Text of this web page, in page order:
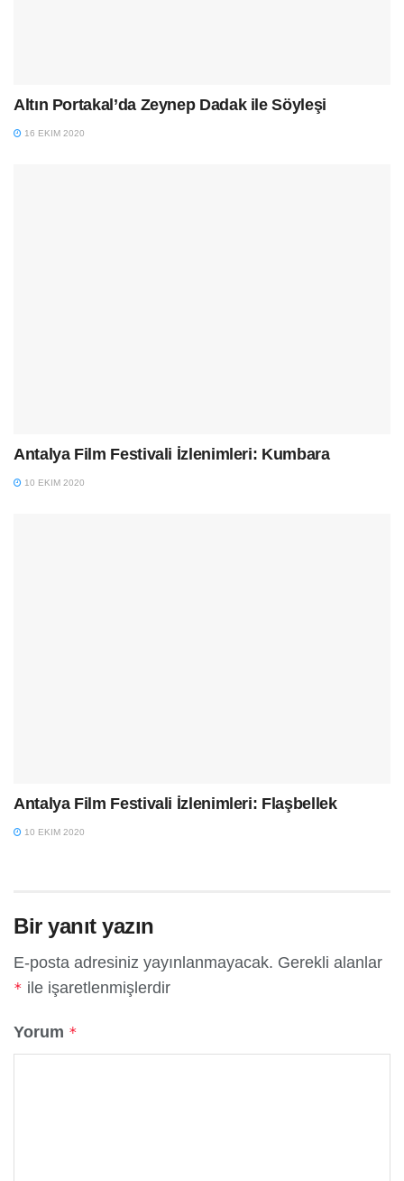
Altın Portakal’da Zeynep Dadak ile Söyleşi
16 EKIM 2020
Antalya Film Festivali İzlenimleri: Kumbara
10 EKIM 2020
Antalya Film Festivali İzlenimleri: Flaşbellek
10 EKIM 2020
Bir yanıt yazın
E-posta adresiniz yayınlanmayacak. Gerekli alanlar
* ile işaretlenmişlerdir
Yorum *